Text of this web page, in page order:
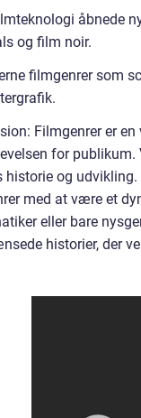
åbnede
og film noir.
filmgenrer som
Filmgenrer er
for publikum.
historie og
med at være et
eller bare
historier, der